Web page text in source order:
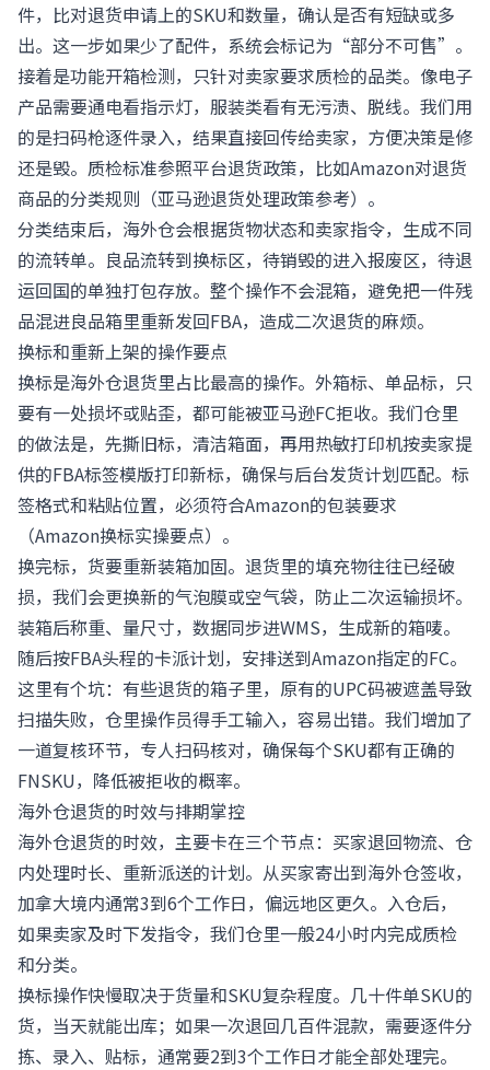
件，比对退货申请上的SKU和数量，确认是否有短缺或多
出。这一步如果少了配件，系统会标记为“部分不可售”。
接着是功能开箱检测，只针对卖家要求质检的品类。像电子
产品需要通电看指示灯，服装类看有无污渍、脱线。我们用
的是扫码枪逐件录入，结果直接回传给卖家，方便决策是修
还是毁。质检标准参照平台退货政策，比如Amazon对退货
商品的分类规则 （亚马逊退货处理政策参考） 。
分类结束后，海外仓会根据货物状态和卖家指令，生成不同
的流转单。良品流转到换标区，待销毁的进入报废区，待退
运回国的单独打包存放。整个操作不会混箱，避免把一件残
品混进良品箱里重新发回FBA，造成二次退货的麻烦。
换标和重新上架的操作要点
换标是海外仓退货里占比最高的操作。外箱标、单品标，只
要有一处损坏或贴歪，都可能被亚马逊FC拒收。我们仓里
的做法是，先撕旧标，清洁箱面，再用热敏打印机按卖家提
供的FBA标签模版打印新标，确保与后台发货计划匹配。标
签格式和粘贴位置，必须符合Amazon的包装要求
（Amazon换标实操要点） 。
换完标，货要重新装箱加固。退货里的填充物往往已经破
损，我们会更换新的气泡膜或空气袋，防止二次运输损坏。
装箱后称重、量尺寸，数据同步进WMS，生成新的箱唛。
随后按FBA头程的卡派计划，安排送到Amazon指定的FC。
这里有个坑：有些退货的箱子里，原有的UPC码被遮盖导致
扫描失败，仓里操作员得手工输入，容易出错。我们增加了
一道复核环节，专人扫码核对，确保每个SKU都有正确的
FNSKU，降低被拒收的概率。
海外仓退货的时效与排期掌控
海外仓退货的时效，主要卡在三个节点：买家退回物流、仓
内处理时长、重新派送的计划。从买家寄出到海外仓签收，
加拿大境内通常3到6个工作日，偏远地区更久。入仓后，
如果卖家及时下发指令，我们仓里一般24小时内完成质检
和分类。
换标操作快慢取决于货量和SKU复杂程度。几十件单SKU的
货，当天就能出库；如果一次退回几百件混款，需要逐件分
拣、录入、贴标，通常要2到3个工作日才能全部处理完。